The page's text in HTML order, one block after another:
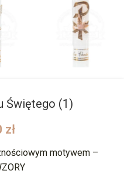
Świętego (1)
zł
motywem –